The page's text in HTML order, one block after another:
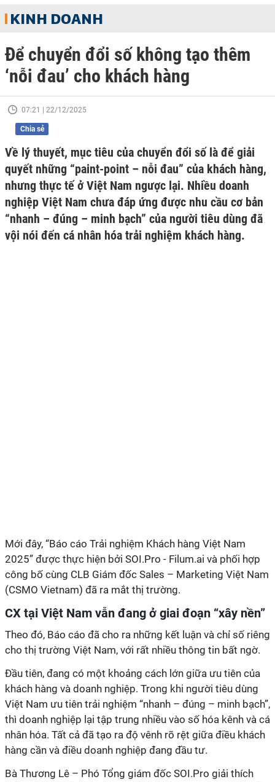
KINH DOANH
Để chuyển đổi số không tạo thêm
‘nỗi đau’ cho khách hàng
07:21 | 22/12/2025
Chia sẻ
Về lý thuyết, mục tiêu của chuyển đổi số là để giải
quyết những “paint-point – nỗi đau” của khách hàng,
nhưng thực tế ở Việt Nam ngược lại. Nhiều doanh
nghiệp Việt Nam chưa đáp ứng được nhu cầu cơ bản
“nhanh – đúng – minh bạch” của người tiêu dùng đã
vội nói đến cá nhân hóa trải nghiệm khách hàng.
Mới đây, “Báo cáo Trải nghiệm Khách hàng Việt Nam
2025” được thực hiện bởi SOI.Pro - Filum.ai và phối hợp
công bố cùng CLB Giám đốc Sales – Marketing Việt Nam
(CSMO Vietnam) đã ra mắt thị trường.
CX tại Việt Nam vẫn đang ở giai đoạn “xây nền”
Theo đó, Báo cáo đã cho ra những kết luận và chỉ số riêng
cho thị trường Việt Nam, với rất nhiều thông tin bất ngờ.
Đầu tiên, đang có một khoảng cách lớn giữa ưu tiên của
khách hàng và doanh nghiệp. Trong khi người tiêu dùng
Việt Nam ưu tiên trải nghiệm “nhanh – đúng – minh bạch”,
thì doanh nghiệp lại tập trung nhiều vào số hóa kênh và cá
nhân hóa. Tất cả đã tạo ra độ vênh rõ rệt giữa điều khách
hàng cần và điều doanh nghiệp đang đầu tư.
Bà Thương Lê – Phó Tổng giám đốc SOI.Pro giải thích